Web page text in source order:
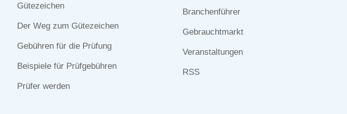
Gütezeichen
Der Weg zum Gütezeichen
Gebühren für die Prüfung
Beispiele für Prüfgebühren
Prüfer werden
Branchenführer
Gebrauchtmarkt
Veranstaltungen
RSS